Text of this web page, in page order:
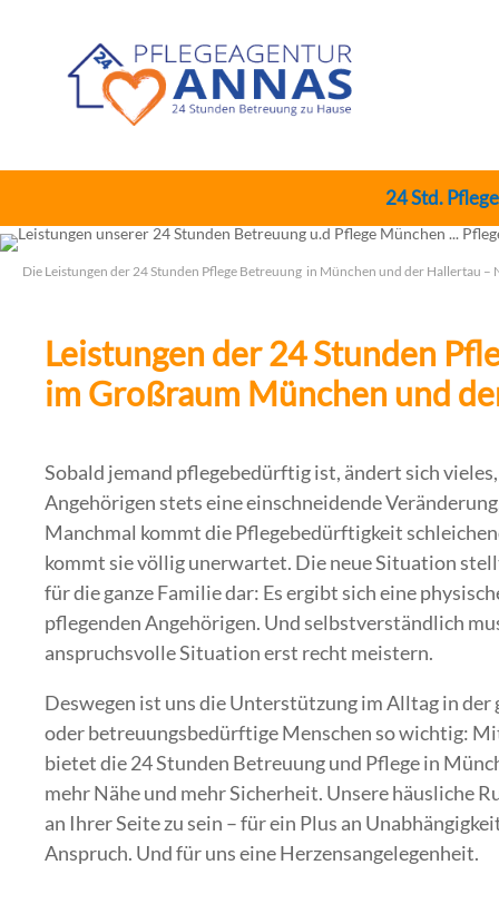
24 Std.
Die Leistungen der 24 Stunden Pflege Betreuung in München und der Hallertau
Leistungen der 24 Stunden
im Großraum München und
Sobald jemand pflegebedürftig ist, ändert sich
Angehörigen stets eine einschneidende
Manchmal kommt die Pflegebedürftigkeit
kommt sie völlig unerwartet. Die neue Situation
für die ganze Familie dar: Es ergibt sich eine
pflegenden Angehörigen. Und selbstverständlich
anspruchsvolle Situation erst recht meistern.
Deswegen ist uns die Unterstützung im Alltag in
oder betreuungsbedürftige Menschen so wichtig:
bietet die 24 Stunden Betreuung und Pflege in
mehr Nähe und mehr Sicherheit. Unsere häusliche
an Ihrer Seite zu sein – für ein Plus an
Anspruch. Und für uns eine Herzensangelegenheit.